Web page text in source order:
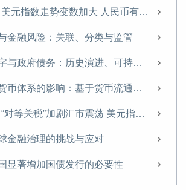
中国国际收支变化与展望
望在2025年企稳反弹
辨析与应对
做好科技金融大文章
【NIFD季报】美元指数走势变数加大 人民币有望温和升值——2025年年度人民币汇率分析报告
金融风险：关联、分类与监管
美国的财政赤字与政府债务：历史演进、可持续性与中国应对
稳定币对国际货币体系的影响：基于货币流通域的分析
【NIFD季报】“对等关税”加剧汇市震荡 美元指数步入贬值周——2025H1人民币汇率分析报告
金融治理的挑战与应对
显著增加国债发行的必要性